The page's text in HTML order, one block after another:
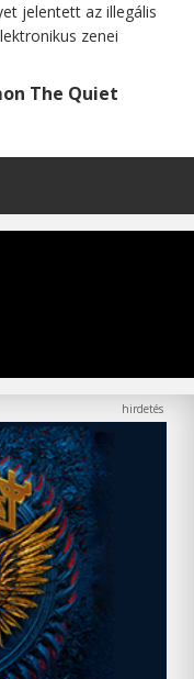
jelentett az illegális
zenei
The Quiet